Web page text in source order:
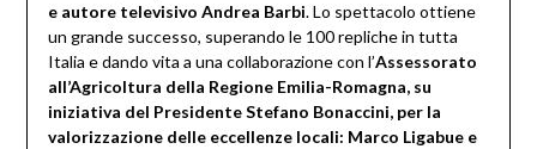
e autore televisivo Andrea Barbi. Lo spettacolo ottiene
un grande successo, superando le 100 repliche in tutta
Italia e dando vita a una collaborazione con l’Assessorato
all’Agricoltura della Regione Emilia-Romagna, su
iniziativa del Presidente Stefano Bonaccini, per la
valorizzazione delle eccellenze locali: Marco Ligabue e